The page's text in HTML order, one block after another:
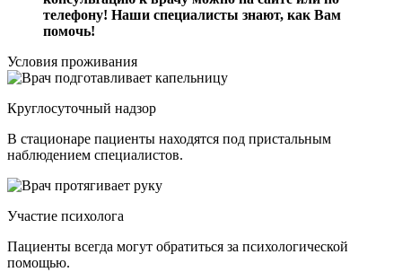
телефону! Наши специалисты знают, как Вам
помочь!
Условия проживания
Круглосуточный надзор
В стационаре пациенты находятся под пристальным
наблюдением специалистов.
Участие психолога
Пациенты всегда могут обратиться за психологической
помощью.